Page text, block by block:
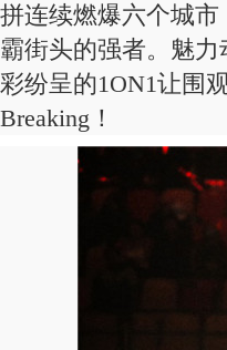
拼连续燃爆六个城
霸街头的强者。魅
彩纷呈的1ON1让围
Breaking！